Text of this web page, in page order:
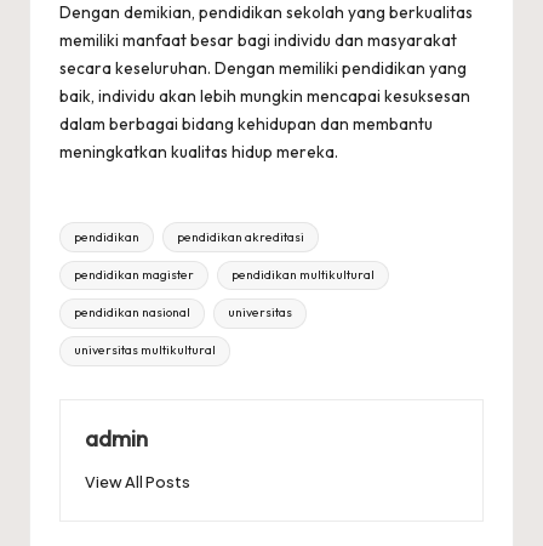
Dengan demikian, pendidikan sekolah yang berkualitas
memiliki manfaat besar bagi individu dan masyarakat
secara keseluruhan. Dengan memiliki pendidikan yang
baik, individu akan lebih mungkin mencapai kesuksesan
dalam berbagai bidang kehidupan dan membantu
meningkatkan kualitas hidup mereka.
Tags:
pendidikan pendidikan akreditasi
pendidikan magister pendidikan multikultural
pendidikan nasional universitas
universitas multikultural
admin
View All Posts